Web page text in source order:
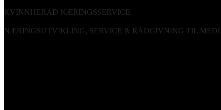
KVINNHERAD NÆRINGSSERVICE
NÆRINGSUTVIKLING, SERVICE & RÅDGIVNING TIL